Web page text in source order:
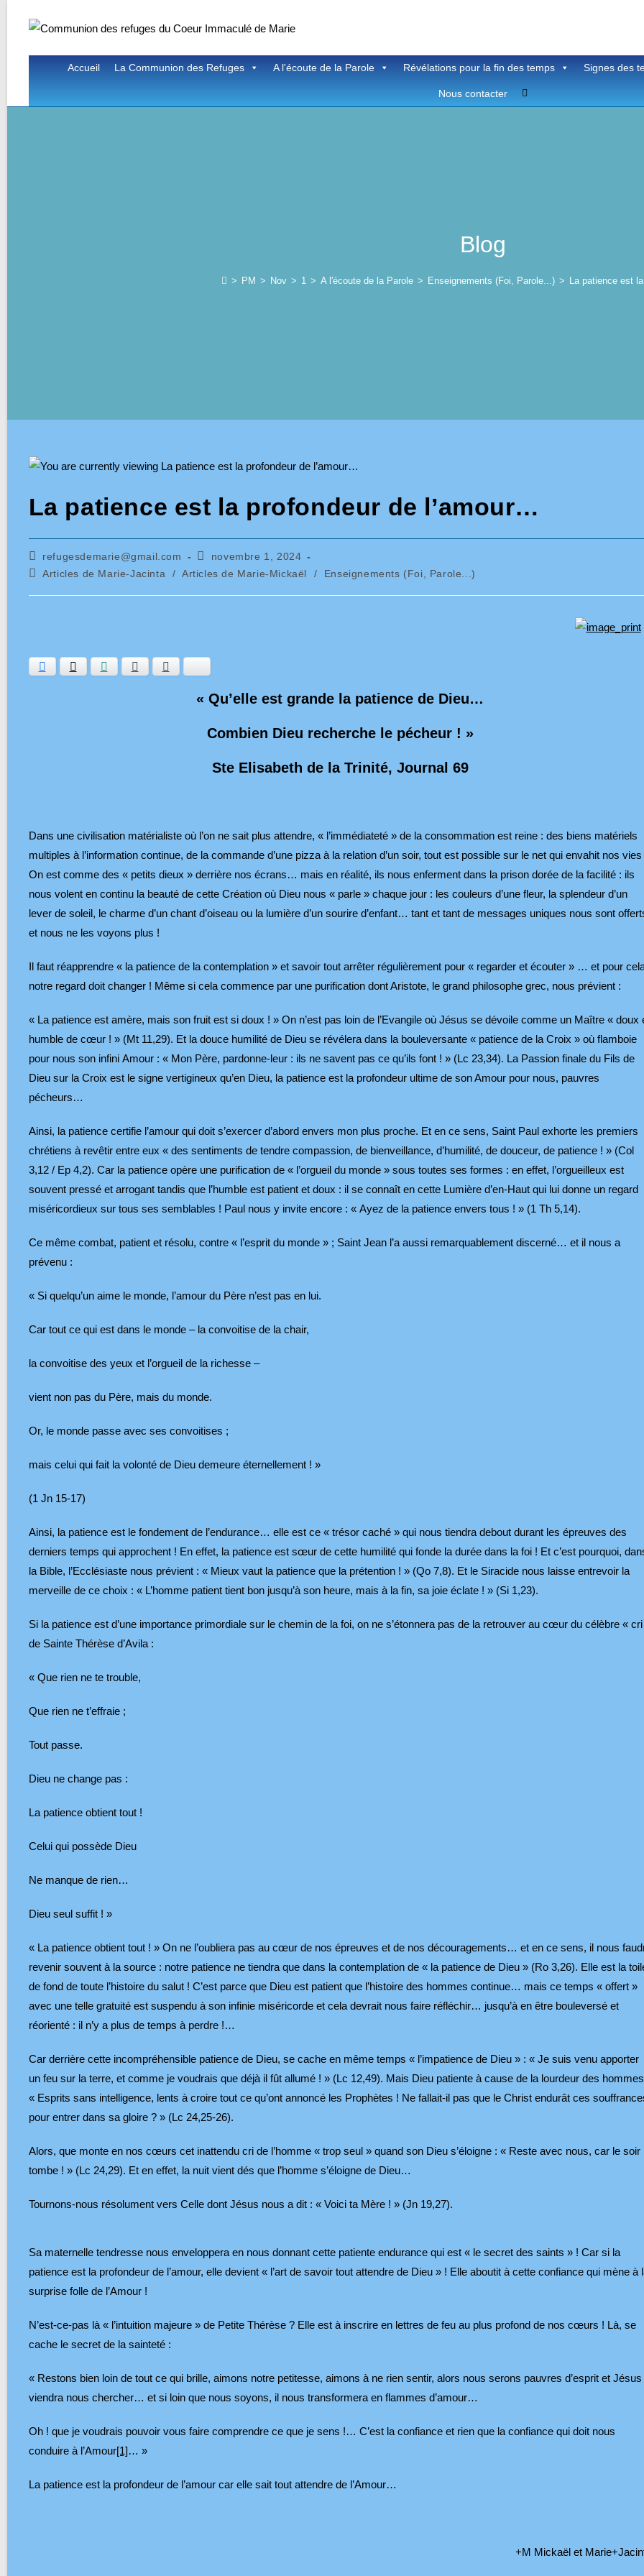
Accueil La Communion des Refuges A l'écoute de la Parole Révélations pour la fin des temps Signes des
Nous contacter Toggle
Blog
> PM > Nov > 1 > A l'écoute de la Parole > Enseignements (Foi, Parole...) > La patience est
La patience est la profondeur de l’amour…
Auteur/autrice
de
publication :
refugesdemarie@gmail.com
Publication
publiée :
novembre 1, 2024
PostArticles de Marie-Jacinta / Articles de Marie-Mickaël / Enseignements (Foi, Parole...)
« Qu’elle est grande la patience de Dieu…
Combien Dieu recherche le pécheur ! »
Ste Elisabeth de la Trinité, Journal 69
Dans une civilisation matérialiste où l’on ne sait plus attendre, « l’immédiateté » de la consommation est reine : des biens matériels
multiples à l’information continue, de la commande d’une pizza à la relation d’un soir, tout est possible sur le net qui envahit nos vies
On est comme des « petits dieux » derrière nos écrans… mais en réalité, ils nous enferment dans la prison dorée de la facilité : ils
nous volent en continu la beauté de cette Création où Dieu nous « parle » chaque jour : les couleurs d’une fleur, la splendeur d’un
lever de soleil, le charme d’un chant d’oiseau ou la lumière d’un sourire d’enfant… tant et tant de messages uniques nous sont
et nous ne les voyons plus !
Il faut réapprendre « la patience de la contemplation » et savoir tout arrêter régulièrement pour « regarder et écouter » … et pour
notre regard doit changer ! Même si cela commence par une purification dont Aristote, le grand philosophe grec, nous prévient :
« La patience est amère, mais son fruit est si doux ! » On n’est pas loin de l’Evangile où Jésus se dévoile comme un Maître « doux
humble de cœur ! » (Mt 11,29). Et la douce humilité de Dieu se révélera dans la bouleversante « patience de la Croix » où flamboie
pour nous son infini Amour : « Mon Père, pardonne-leur : ils ne savent pas ce qu’ils font ! » (Lc 23,34). La Passion finale du Fils de
Dieu sur la Croix est le signe vertigineux qu’en Dieu, la patience est la profondeur ultime de son Amour pour nous, pauvres
pécheurs…
Ainsi, la patience certifie l’amour qui doit s’exercer d’abord envers mon plus proche. Et en ce sens, Saint Paul exhorte les premiers
chrétiens à revêtir entre eux « des sentiments de tendre compassion, de bienveillance, d’humilité, de douceur, de patience ! » (Col
3,12 / Ep 4,2). Car la patience opère une purification de « l’orgueil du monde » sous toutes ses formes : en effet, l’orgueilleux est
souvent pressé et arrogant tandis que l’humble est patient et doux : il se connaît en cette Lumière d’en-Haut qui lui donne un regard
miséricordieux sur tous ses semblables ! Paul nous y invite encore : « Ayez de la patience envers tous ! » (1 Th 5,14).
Ce même combat, patient et résolu, contre « l’esprit du monde » ; Saint Jean l’a aussi remarquablement discerné… et il nous a
prévenu :
« Si quelqu’un aime le monde, l’amour du Père n’est pas en lui.
Car tout ce qui est dans le monde – la convoitise de la chair,
la convoitise des yeux et l’orgueil de la richesse –
vient non pas du Père, mais du monde.
Or, le monde passe avec ses convoitises ;
mais celui qui fait la volonté de Dieu demeure éternellement ! »
(1 Jn 15-17)
Ainsi, la patience est le fondement de l’endurance… elle est ce « trésor caché » qui nous tiendra debout durant les épreuves des
derniers temps qui approchent ! En effet, la patience est sœur de cette humilité qui fonde la durée dans la foi ! Et c’est pourquoi,
la Bible, l’Ecclésiaste nous prévient : « Mieux vaut la patience que la prétention ! » (Qo 7,8). Et le Siracide nous laisse entrevoir la
merveille de ce choix : « L’homme patient tient bon jusqu’à son heure, mais à la fin, sa joie éclate ! » (Si 1,23).
Si la patience est d’une importance primordiale sur le chemin de la foi, on ne s’étonnera pas de la retrouver au cœur du célèbre «
de Sainte Thérèse d’Avila :
« Que rien ne te trouble,
Que rien ne t’effraie ;
Tout passe.
Dieu ne change pas :
La patience obtient tout !
Celui qui possède Dieu
Ne manque de rien…
Dieu seul suffit ! »
« La patience obtient tout ! » On ne l’oubliera pas au cœur de nos épreuves et de nos découragements… et en ce sens, il nous
revenir souvent à la source : notre patience ne tiendra que dans la contemplation de « la patience de Dieu » (Ro 3,26). Elle est la
de fond de toute l’histoire du salut ! C’est parce que Dieu est patient que l’histoire des hommes continue… mais ce temps « offert »
avec une telle gratuité est suspendu à son infinie miséricorde et cela devrait nous faire réfléchir… jusqu’à en être bouleversé et
réorienté : il n’y a plus de temps à perdre !…
Car derrière cette incompréhensible patience de Dieu, se cache en même temps « l’impatience de Dieu » : « Je suis venu apporter
un feu sur la terre, et comme je voudrais que déjà il fût allumé ! » (Lc 12,49). Mais Dieu patiente à cause de la lourdeur des
« Esprits sans intelligence, lents à croire tout ce qu’ont annoncé les Prophètes ! Ne fallait-il pas que le Christ endurât ces
pour entrer dans sa gloire ? » (Lc 24,25-26).
Alors, que monte en nos cœurs cet inattendu cri de l’homme « trop seul » quand son Dieu s’éloigne : « Reste avec nous, car le soir
tombe ! » (Lc 24,29). Et en effet, la nuit vient dés que l’homme s’éloigne de Dieu…
Tournons-nous résolument vers Celle dont Jésus nous a dit : « Voici ta Mère ! » (Jn 19,27).
Sa maternelle tendresse nous enveloppera en nous donnant cette patiente endurance qui est « le secret des saints » ! Car si la
patience est la profondeur de l’amour, elle devient « l’art de savoir tout attendre de Dieu » ! Elle aboutit à cette confiance qui mène à
surprise folle de l’Amour !
N’est-ce-pas là « l’intuition majeure » de Petite Thérèse ? Elle est à inscrire en lettres de feu au plus profond de nos cœurs ! Là, se
cache le secret de la sainteté :
« Restons bien loin de tout ce qui brille, aimons notre petitesse, aimons à ne rien sentir, alors nous serons pauvres d’esprit et Jésus
viendra nous chercher… et si loin que nous soyons, il nous transformera en flammes d’amour…
Oh ! que je voudrais pouvoir vous faire comprendre ce que je sens !… C’est la confiance et rien que la confiance qui doit nous
conduire à l’Amour[1]… »
La patience est la profondeur de l’amour car elle sait tout attendre de l’Amour…
+M Mickaël et